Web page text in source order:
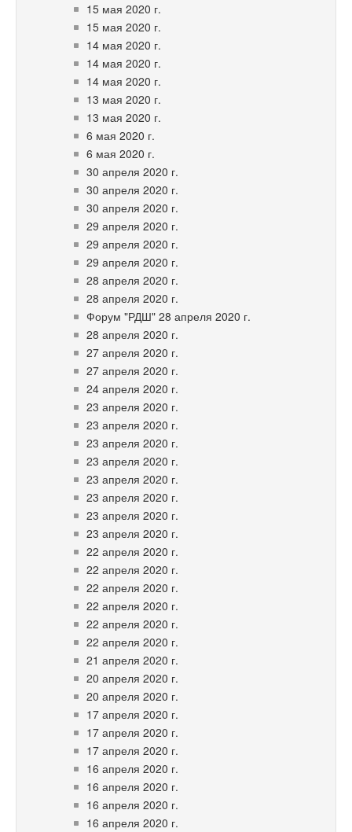
15 мая 2020 г.
15 мая 2020 г.
14 мая 2020 г.
14 мая 2020 г.
14 мая 2020 г.
13 мая 2020 г.
13 мая 2020 г.
6 мая 2020 г.
6 мая 2020 г.
30 апреля 2020 г.
30 апреля 2020 г.
30 апреля 2020 г.
29 апреля 2020 г.
29 апреля 2020 г.
29 апреля 2020 г.
28 апреля 2020 г.
28 апреля 2020 г.
Форум "РДШ" 28 апреля 2020 г.
28 апреля 2020 г.
27 апреля 2020 г.
27 апреля 2020 г.
24 апреля 2020 г.
23 апреля 2020 г.
23 апреля 2020 г.
23 апреля 2020 г.
23 апреля 2020 г.
23 апреля 2020 г.
23 апреля 2020 г.
23 апреля 2020 г.
23 апреля 2020 г.
22 апреля 2020 г.
22 апреля 2020 г.
22 апреля 2020 г.
22 апреля 2020 г.
22 апреля 2020 г.
22 апреля 2020 г.
21 апреля 2020 г.
20 апреля 2020 г.
20 апреля 2020 г.
17 апреля 2020 г.
17 апреля 2020 г.
17 апреля 2020 г.
16 апреля 2020 г.
16 апреля 2020 г.
16 апреля 2020 г.
16 апреля 2020 г.